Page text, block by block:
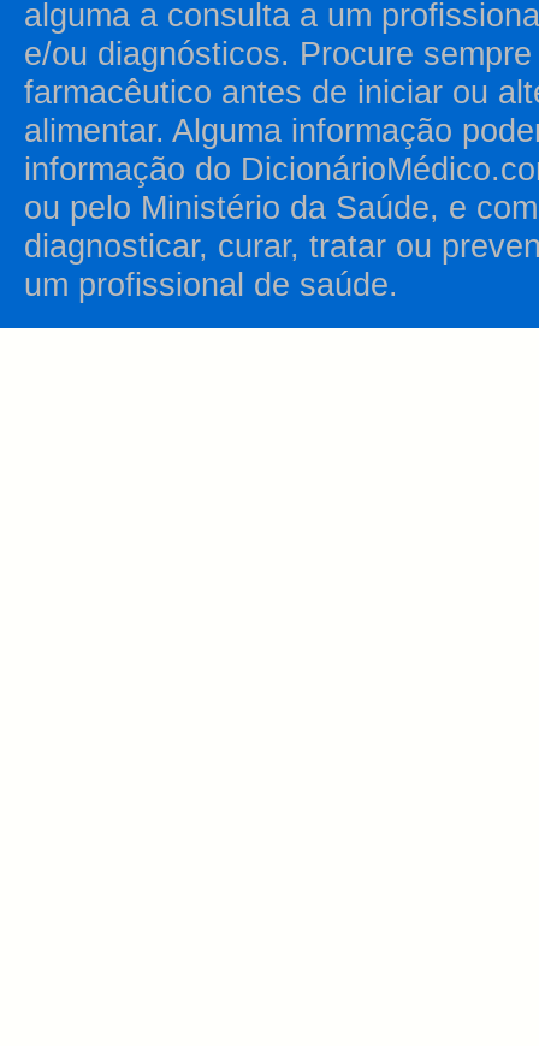
alguma a consulta a um
e/ou diagnósticos. Procure
farmacêutico antes de iniciar ou
alimentar. Alguma informação
informação do
ou pelo Ministério da Saúde, e
diagnosticar, curar, tratar ou
um profissional de saúde.